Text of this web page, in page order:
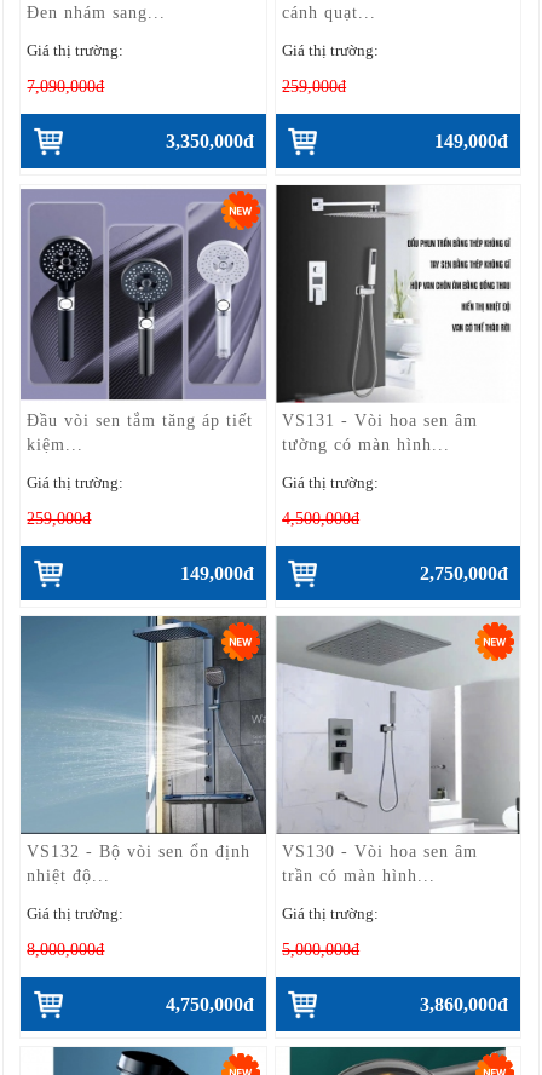
Đen nhám sang...
Giá thị trường:
7,090,000đ
3,350,000đ
cánh quạt...
Giá thị trường:
259,000đ
149,000đ
Đầu vòi sen tắm tăng áp tiết
kiệm...
Giá thị trường:
259,000đ
149,000đ
VS131 - Vòi hoa sen âm
tường có màn hình...
Giá thị trường:
4,500,000đ
2,750,000đ
VS132 - Bộ vòi sen ổn định
nhiệt độ...
Giá thị trường:
8,000,000đ
4,750,000đ
VS130 - Vòi hoa sen âm
trần có màn hình...
Giá thị trường:
5,000,000đ
3,860,000đ